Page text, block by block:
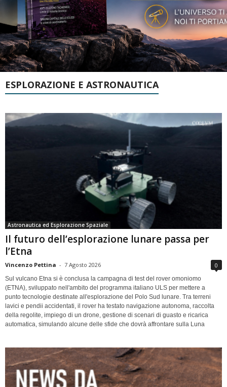
ESPLORAZIONE E ASTRONAUTICA
Astronautica ed Esplorazione Spaziale
Il futuro dell’esplorazione lunare passa per
l’Etna
Vincenzo Pettina - 7 Agosto 2026 0
Sul vulcano Etna si è conclusa la campagna di test del rover omoniomo
(ETNA), sviluppato nell'ambito del programma italiano ULS per mettere a
punto tecnologie destinate all'esplorazione del Polo Sud lunare. Tra terreni
lavici e pendii accidentati, il rover ha testato navigazione autonoma, raccolta
della regolite, impiego di un drone, gestione di scenari di guasto e ricarica
automatica, simulando alcune delle sfide che dovrà affrontare sulla Luna